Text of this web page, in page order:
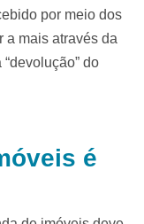
por meio dos
a mais através da
do
é